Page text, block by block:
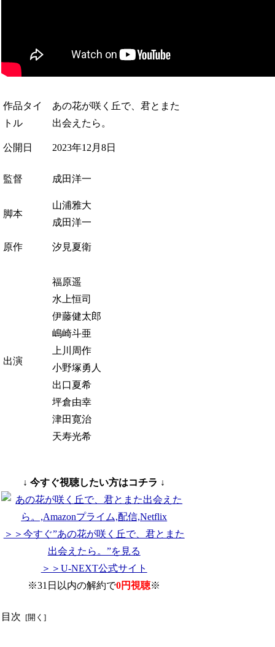
作品タイ
トル
あの花が咲く丘で、君とまた
出会えたら。
公開日 2023年12月8日
監督 成田洋一
脚本
山浦雅大
成田洋一
原作 汐見夏衛
出演
福原遥
水上恒司
伊藤健太郎
嶋崎斗亜
上川周作
小野塚勇人
出口夏希
坪倉由幸
津田寛治
天寿光希
↓ 今すぐ視聴したい方はコチラ ↓
＞＞今すぐ”あの花が咲く丘で、君とまた
出会えたら。”を見る
＞＞U-NEXT公式サイト
※31日以内の解約で0円視聴※
目次